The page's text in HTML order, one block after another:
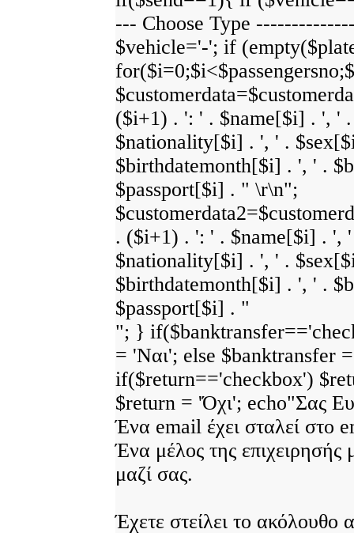
--- Choose Type
$vehicle='-'; if
($i+1) . ': ' . $name[$i] . ', '
$nationality[$i] . ', ' .
$birthdatemonth[$i] . ', ' .
$passport[$i] . " \r\n";
. ($i+1) . ': ' . $name[$i] . ',
$nationality[$i] . ', ' .
$birthdatemonth[$i] . ', ' .
$passport[$i] . "
"; }
= 'Ναι'; else $banktransfer
if($return=='checkbox')
$return = 'Όχι'; echo"Σας
Ένα email έχει σταλεί στο
Ένα μέλος της επιχειρησής
μαζί σας.
Έχετε στείλει το ακόλουθο